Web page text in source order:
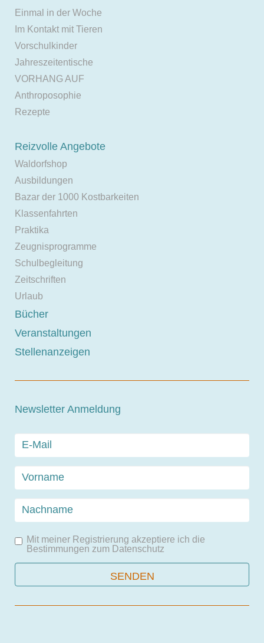
Einmal in der Woche
Im Kontakt mit Tieren
Vorschulkinder
Jahreszeitentische
VORHANG AUF
Anthroposophie
Rezepte
Reizvolle Angebote
Waldorfshop
Ausbildungen
Bazar der 1000 Kostbarkeiten
Klassenfahrten
Praktika
Zeugnisprogramme
Schulbegleitung
Zeitschriften
Urlaub
Bücher
Veranstaltungen
Stellenanzeigen
Newsletter Anmeldung
Mit meiner Registrierung akzeptiere ich die
Bestimmungen zum Datenschutz